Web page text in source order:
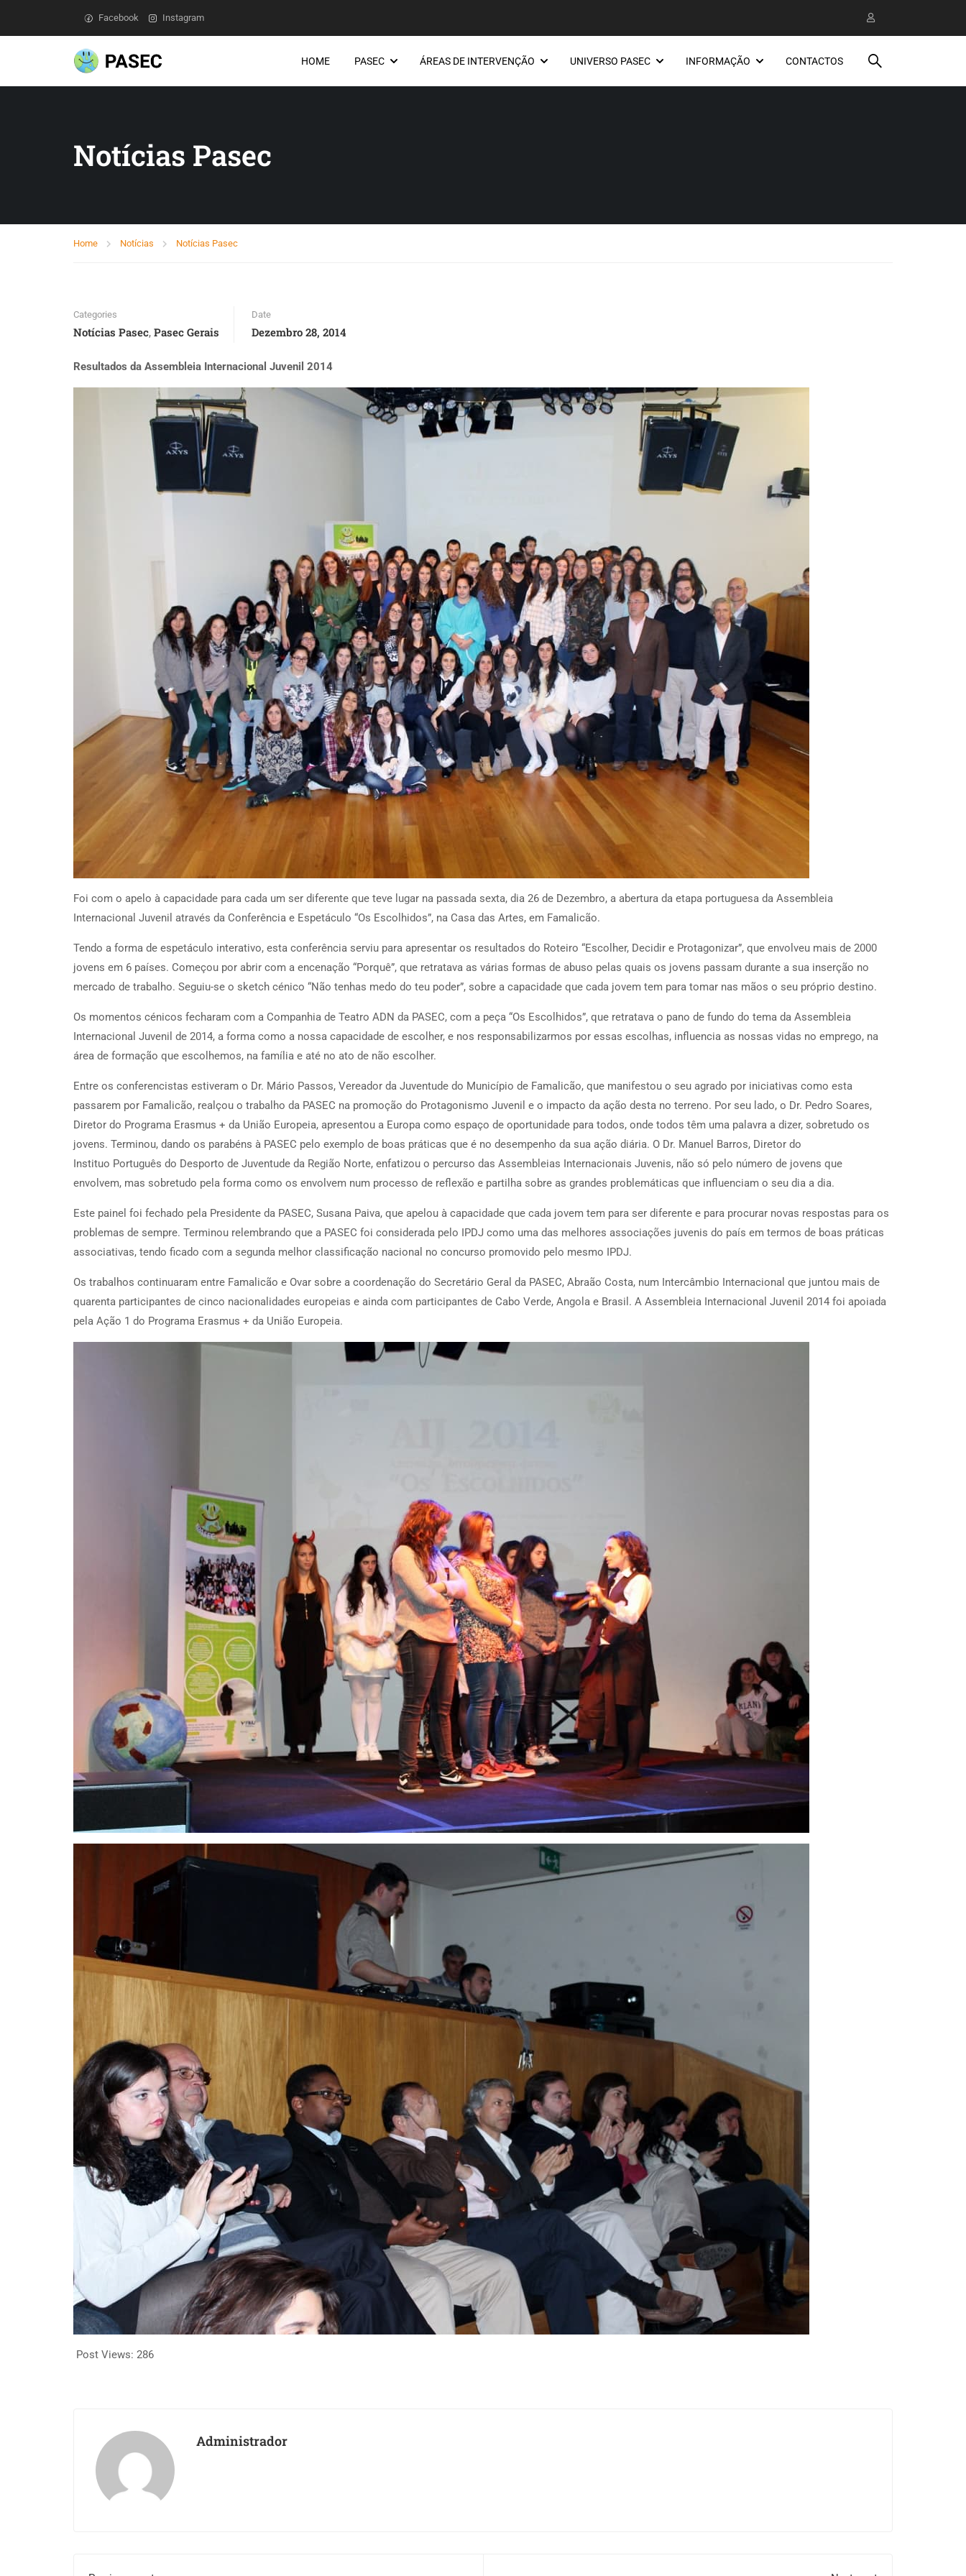
Facebook Instagram
HOME PASEC ÁREAS DE INTERVENÇÃO UNIVERSO PASEC INFORMAÇÃO CONTACTOS
Notícias Pasec
Home Notícias Notícias Pasec
Categories
Notícias Pasec, Pasec Gerais
Date
Dezembro 28, 2014
Resultados da Assembleia Internacional Juvenil 2014
Foi com o apelo à capacidade para cada um ser diferente que teve lugar na passada sexta, dia 26 de Dezembro, a abertura da etapa portuguesa da Assembleia
Internacional Juvenil através da Conferência e Espetáculo “Os Escolhidos”, na Casa das Artes, em Famalicão.
Tendo a forma de espetáculo interativo, esta conferência serviu para apresentar os resultados do Roteiro “Escolher, Decidir e Protagonizar”, que envolveu mais de 2000
jovens em 6 países. Começou por abrir com a encenação “Porquê”, que retratava as várias formas de abuso pelas quais os jovens passam durante a sua inserção no
mercado de trabalho. Seguiu-se o sketch cénico “Não tenhas medo do teu poder”, sobre a capacidade que cada jovem tem para tomar nas mãos o seu próprio destino.
Os momentos cénicos fecharam com a Companhia de Teatro ADN da PASEC, com a peça “Os Escolhidos”, que retratava o pano de fundo do tema da Assembleia
Internacional Juvenil de 2014, a forma como a nossa capacidade de escolher, e nos responsabilizarmos por essas escolhas, influencia as nossas vidas no emprego, na
área de formação que escolhemos, na família e até no ato de não escolher.
Entre os conferencistas estiveram o Dr. Mário Passos, Vereador da Juventude do Município de Famalicão, que manifestou o seu agrado por iniciativas como esta
passarem por Famalicão, realçou o trabalho da PASEC na promoção do Protagonismo Juvenil e o impacto da ação desta no terreno. Por seu lado, o Dr. Pedro Soares,
Diretor do Programa Erasmus + da União Europeia, apresentou a Europa como espaço de oportunidade para todos, onde todos têm uma palavra a dizer, sobretudo os
jovens. Terminou, dando os parabéns à PASEC pelo exemplo de boas práticas que é no desempenho da sua ação diária. O Dr. Manuel Barros, Diretor do
Instituo Português do Desporto de Juventude da Região Norte, enfatizou o percurso das Assembleias Internacionais Juvenis, não só pelo número de jovens que
envolvem, mas sobretudo pela forma como os envolvem num processo de reflexão e partilha sobre as grandes problemáticas que influenciam o seu dia a dia.
Este painel foi fechado pela Presidente da PASEC, Susana Paiva, que apelou à capacidade que cada jovem tem para ser diferente e para procurar novas respostas para os
problemas de sempre. Terminou relembrando que a PASEC foi considerada pelo IPDJ como uma das melhores associações juvenis do país em termos de boas práticas
associativas, tendo ficado com a segunda melhor classificação nacional no concurso promovido pelo mesmo IPDJ.
Os trabalhos continuaram entre Famalicão e Ovar sobre a coordenação do Secretário Geral da PASEC, Abraão Costa, num Intercâmbio Internacional que juntou mais de
quarenta participantes de cinco nacionalidades europeias e ainda com participantes de Cabo Verde, Angola e Brasil. A Assembleia Internacional Juvenil 2014 foi apoiada
pela Ação 1 do Programa Erasmus + da União Europeia.
Post Views: 286
Administrador